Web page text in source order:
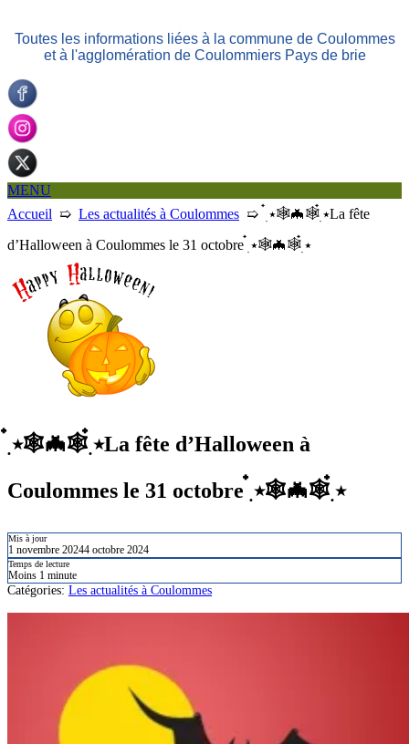
Toutes les informations liées à la commune de Coulommes
et à l'agglomération de Coulommiers Pays de brie
MENU
Accueil ➯ Les actualités à Coulommes ➯
๋࣭ ⭑🕸🦇🕸๋࣭ ⭑La fête
d’Halloween à Coulommes le 31 octobre ๋࣭ ⭑🕸🦇🕸๋࣭ ⭑
๋࣭ ⭑🕸🦇🕸๋࣭ ⭑La fête d’Halloween à
Coulommes le 31 octobre ๋࣭ ⭑🕸🦇🕸๋࣭ ⭑
Mis à jour
1 novembre 20244 octobre 2024
Temps de lecture
Moins 1 minute
Catégories: Les actualités à Coulommes